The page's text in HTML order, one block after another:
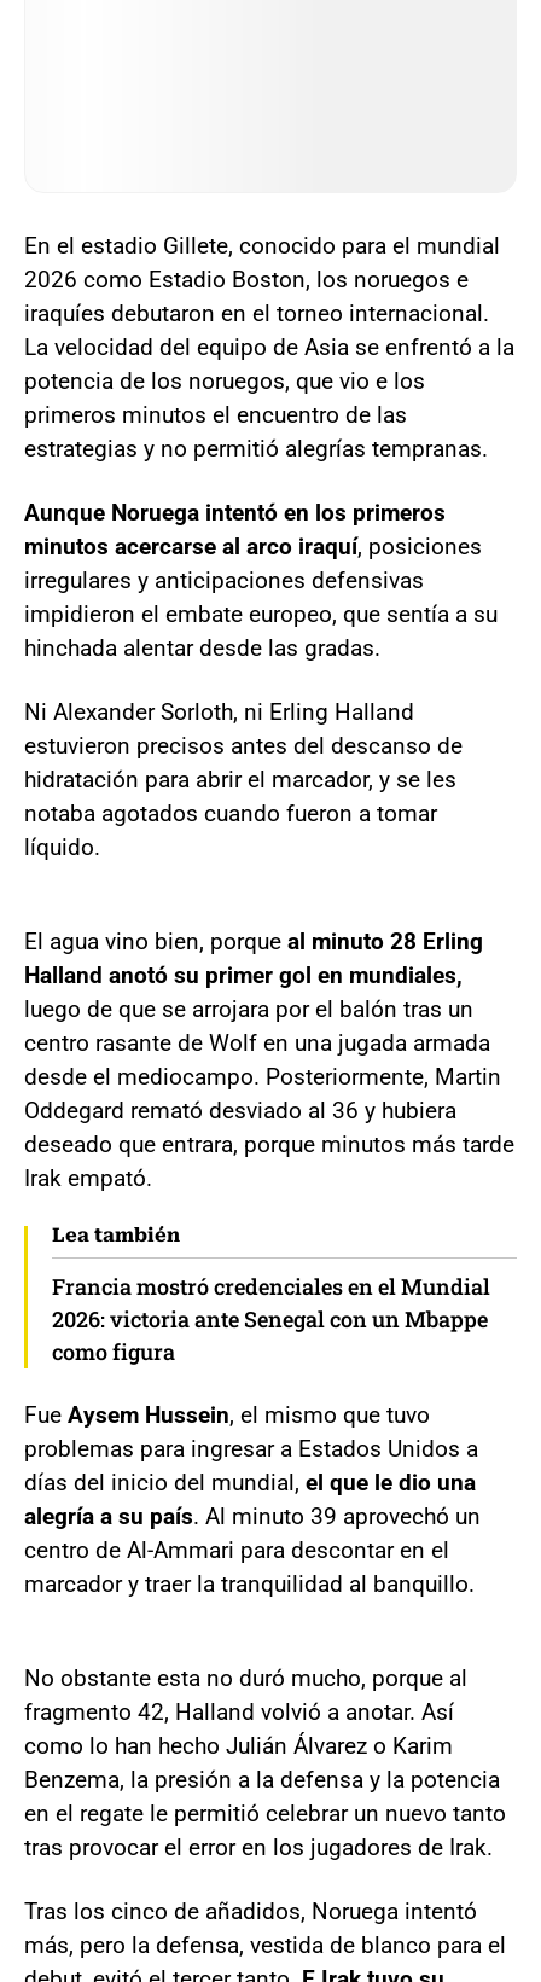
En el estadio Gillete, conocido para el mundial
2026 como Estadio Boston, los noruegos e
iraquíes debutaron en el torneo internacional.
La velocidad del equipo de Asia se enfrentó a la
potencia de los noruegos, que vio e los
primeros minutos el encuentro de las
estrategias y no permitió alegrías tempranas.
Aunque Noruega intentó en los primeros
minutos acercarse al arco iraquí, posiciones
irregulares y anticipaciones defensivas
impidieron el embate europeo, que sentía a su
hinchada alentar desde las gradas.
Ni Alexander Sorloth, ni Erling Halland
estuvieron precisos antes del descanso de
hidratación para abrir el marcador, y se les
notaba agotados cuando fueron a tomar
líquido.
El agua vino bien, porque al minuto 28 Erling
Halland anotó su primer gol en mundiales,
luego de que se arrojara por el balón tras un
centro rasante de Wolf en una jugada armada
desde el mediocampo. Posteriormente, Martin
Oddegard remató desviado al 36 y hubiera
deseado que entrara, porque minutos más tarde
Irak empató.
Lea también
Francia mostró credenciales en el Mundial
2026: victoria ante Senegal con un Mbappe
como figura
Fue Aysem Hussein, el mismo que tuvo
problemas para ingresar a Estados Unidos a
días del inicio del mundial, el que le dio una
alegría a su país. Al minuto 39 aprovechó un
centro de Al-Ammari para descontar en el
marcador y traer la tranquilidad al banquillo.
No obstante esta no duró mucho, porque al
fragmento 42, Halland volvió a anotar. Así
como lo han hecho Julián Álvarez o Karim
Benzema, la presión a la defensa y la potencia
en el regate le permitió celebrar un nuevo tanto
tras provocar el error en los jugadores de Irak.
Tras los cinco de añadidos, Noruega intentó
más, pero la defensa, vestida de blanco para el